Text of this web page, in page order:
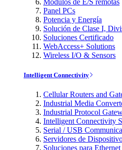
Módulos de E/S remotas
Panel PCs
Potencia y Energía
Solución de Clase I,
Soluciones Certificado
WebAccess+ Solutions
Wireless I/O & Sensors
Intelligent Connectivity
Cellular Routers and
Industrial Media
Industrial Protocol
Intelligent Connectivity
Serial / USB
Servidores de
Soluciones para